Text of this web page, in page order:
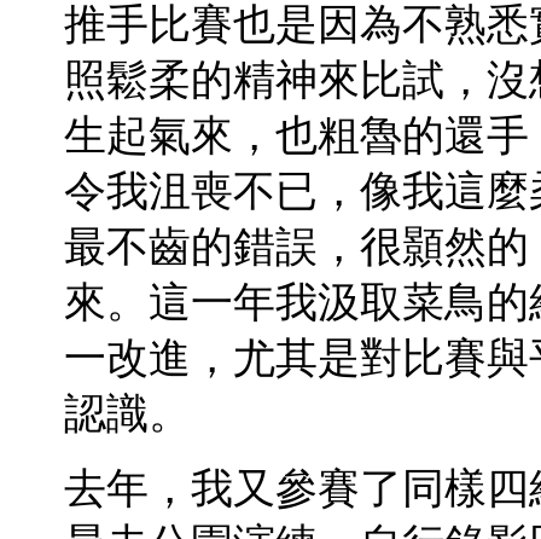
推手比賽也是因為不熟
照鬆柔的精神來比試，
生起氣來，也粗魯的還
令我沮喪不已，像我這
最不齒的錯誤，很顥然
來。這一年我汲取菜鳥
一改進，尤其是對比賽
認識。
去年，我又參賽了同樣